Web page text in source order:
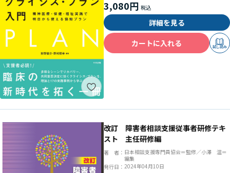
3,080円
詳細を見る
カートに入れる
試し読み
改訂 障害者相談支援従事者研修テキ
スト 主任研修編
著 者： 日本相談支援専門員協会＝監修／小澤 温＝
編集
発行日： 2024年04月10日